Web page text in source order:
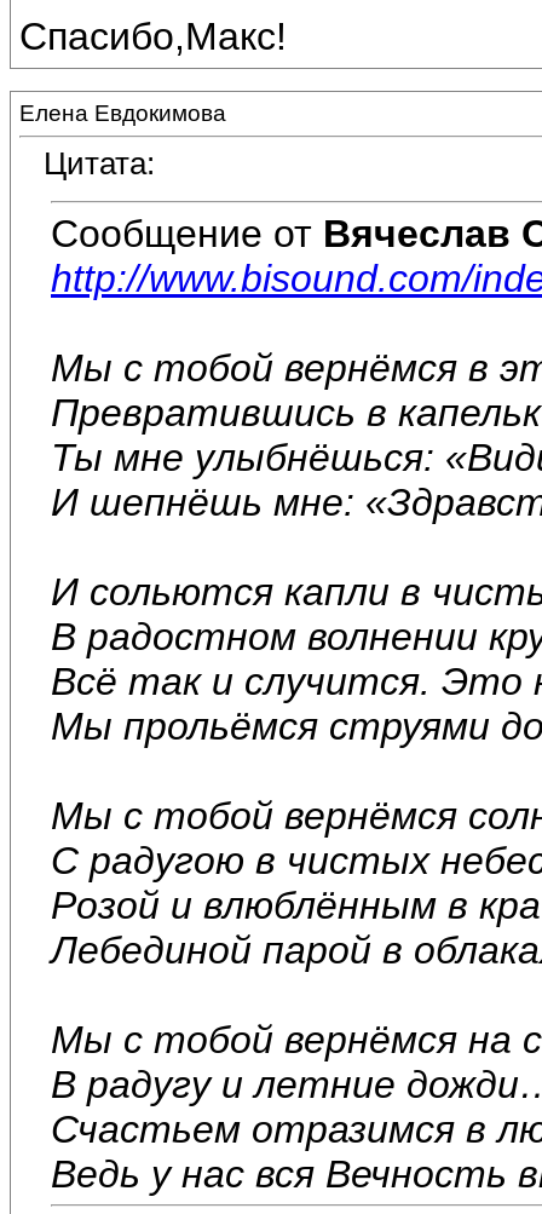
Спасибо,Макс!
Елена Евдокимова
Цитата:
Сообщение от Вячеслав
http://www.bisound.com/
Мы с тобой вернёмся в
Превратившись в
Ты мне улыбнёшься:
И шепнёшь мне:
И сольются капли в
В радостном волнении
Всё так и случится. Это
Мы прольёмся струями
Мы с тобой вернёмся
С радугою в чистых
Розой и влюблённым в
Лебединой парой в
Мы с тобой вернёмся на
В радугу и летние
Счастьем отразимся в
Ведь у нас вся Вечность